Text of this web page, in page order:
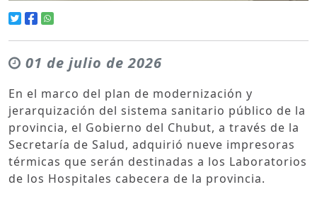
01 de julio de 2026
En el marco del plan de modernización y
jerarquización del sistema sanitario público de la
provincia, el Gobierno del Chubut, a través de la
Secretaría de Salud, adquirió nueve impresoras
térmicas que serán destinadas a los Laboratorios
de los Hospitales cabecera de la provincia.